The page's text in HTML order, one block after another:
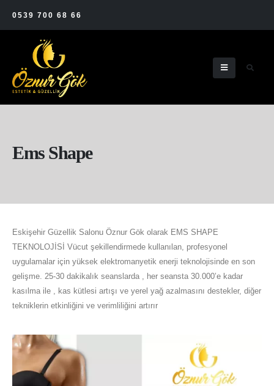
0539 700 68 66
Ems Shape
Eskişehir Güzellik Salonu Öznur Gök olarak EMS SHAPE
TEKNOLOJİSİ Vücut şekillendirmede kullanılan, profesyonel
uygulamalar için yüksek elektromanyetik enerji teknolojisinde en son
gelişme. 25-30 dakikalık seanslarda , her seansta 30.000’e kadar
kasılma ile , kas kütlesi artışı ve yerel yağ azalmasını destekler, diğer
tekniklerin etkinliğini ve verimliliğini artırır